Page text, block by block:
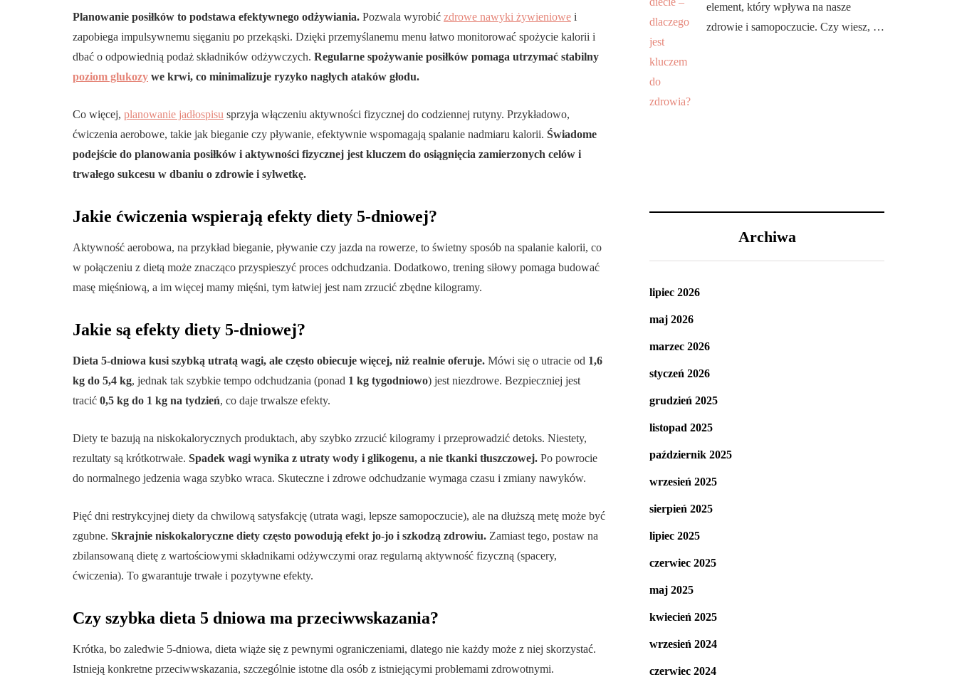
Planowanie posiłków to podstawa efektywnego odżywiania. Pozwala wyrobić zdrowe nawyki żywieniowe i
zapobiega impulsywnemu sięganiu po przekąski. Dzięki przemyślanemu menu łatwo monitorować spożycie kalorii i
dbać o odpowiednią podaż składników odżywczych. Regularne spożywanie posiłków pomaga utrzymać stabilny
poziom glukozy we krwi, co minimalizuje ryzyko nagłych ataków głodu.
Co więcej, planowanie jadłospisu sprzyja włączeniu aktywności fizycznej do codziennej rutyny. Przykładowo,
ćwiczenia aerobowe, takie jak bieganie czy pływanie, efektywnie wspomagają spalanie nadmiaru kalorii. Świadome
podejście do planowania posiłków i aktywności fizycznej jest kluczem do osiągnięcia zamierzonych celów i
trwałego sukcesu w dbaniu o zdrowie i sylwetkę.
Jakie ćwiczenia wspierają efekty diety 5-dniowej?
Aktywność aerobowa, na przykład bieganie, pływanie czy jazda na rowerze, to świetny sposób na spalanie kalorii, co
w połączeniu z dietą może znacząco przyspieszyć proces odchudzania. Dodatkowo, trening siłowy pomaga budować
masę mięśniową, a im więcej mamy mięśni, tym łatwiej jest nam zrzucić zbędne kilogramy.
Jakie są efekty diety 5-dniowej?
Dieta 5-dniowa kusi szybką utratą wagi, ale często obiecuje więcej, niż realnie oferuje. Mówi się o utracie od 1,6
kg do 5,4 kg, jednak tak szybkie tempo odchudzania (ponad 1 kg tygodniowo) jest niezdrowe. Bezpieczniej jest
tracić 0,5 kg do 1 kg na tydzień, co daje trwalsze efekty.
Diety te bazują na niskokalorycznych produktach, aby szybko zrzucić kilogramy i przeprowadzić detoks. Niestety,
rezultaty są krótkotrwałe. Spadek wagi wynika z utraty wody i glikogenu, a nie tkanki tłuszczowej. Po powrocie
do normalnego jedzenia waga szybko wraca. Skuteczne i zdrowe odchudzanie wymaga czasu i zmiany nawyków.
Pięć dni restrykcyjnej diety da chwilową satysfakcję (utrata wagi, lepsze samopoczucie), ale na dłuższą metę może być
zgubne. Skrajnie niskokaloryczne diety często powodują efekt jo-jo i szkodzą zdrowiu. Zamiast tego, postaw na
zbilansowaną dietę z wartościowymi składnikami odżywczymi oraz regularną aktywność fizyczną (spacery,
ćwiczenia). To gwarantuje trwałe i pozytywne efekty.
Czy szybka dieta 5 dniowa ma przeciwwskazania?
Krótka, bo zaledwie 5-dniowa, dieta wiąże się z pewnymi ograniczeniami, dlatego nie każdy może z niej skorzystać.
Istnieją konkretne przeciwwskazania, szczególnie istotne dla osób z istniejącymi problemami zdrowotnymi.
element, który wpływa na nasze
zdrowie i samopoczucie. Czy wiesz, …
Archiwa
lipiec 2026
maj 2026
marzec 2026
styczeń 2026
grudzień 2025
listopad 2025
październik 2025
wrzesień 2025
sierpień 2025
lipiec 2025
czerwiec 2025
maj 2025
kwiecień 2025
wrzesień 2024
czerwiec 2024